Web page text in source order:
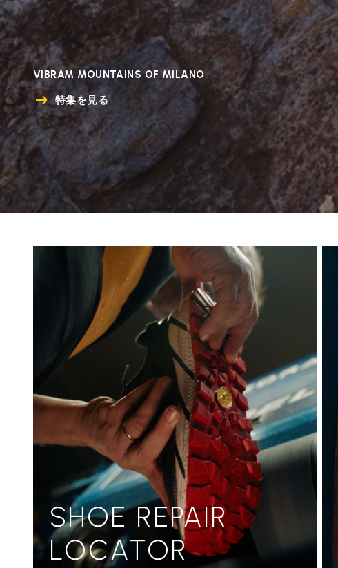
VIBRAM MOUNTAINS OF MILANO
特集を見る
SHOE REPAIR
LOCATOR